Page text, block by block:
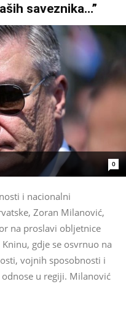
saveznika…”
0
i nacionalni
Zoran Milanović,
na proslavi obljetnice
gdje se osvrnuo na
vojnih sposobnosti i
u regiji. Milanović